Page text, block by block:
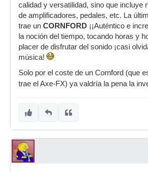
calidad y versatilidad, sino que incluye
de amplificadores, pedales, etc. La
trae un CORNFORD ¡¡Auténtico e
la noción del tiempo, tocando horas y
placer de disfrutar del sonido ¡casi
música!
Solo por el coste de un Cornford (que
trae el Axe-FX) ya valdría la pena la